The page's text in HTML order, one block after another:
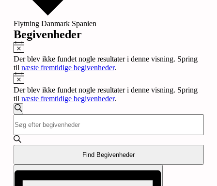
Flytning Danmark Spanien
Begivenheder
Notice
Der blev ikke fundet nogle resultater i denne visning. Spring
til næste fremtidige begivenheder.
Notice
Der blev ikke fundet nogle resultater i denne visning. Spring
til næste fremtidige begivenheder.
Begivenheder
Søgning
og
visninger
Navigation
Søg
efter
nøgleord.
Søg
efter
på
nøgleord.
Find Begivenheder
Begivenhed
Visninger